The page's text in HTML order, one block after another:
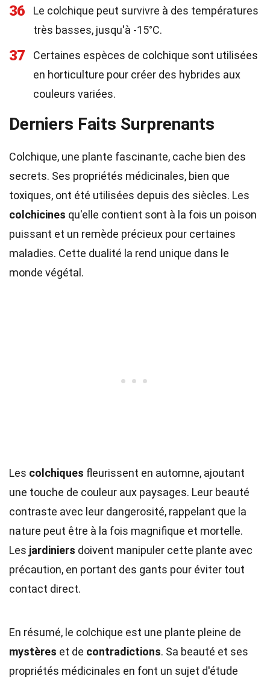
36
Le colchique peut survivre à des températures
très basses, jusqu'à -15°C.
37
Certaines espèces de colchique sont utilisées
en horticulture pour créer des hybrides aux
couleurs variées.
Derniers Faits Surprenants
Colchique, une plante fascinante, cache bien des
secrets. Ses propriétés médicinales, bien que
toxiques, ont été utilisées depuis des siècles. Les
colchicines qu'elle contient sont à la fois un poison
puissant et un remède précieux pour certaines
maladies. Cette dualité la rend unique dans le
monde végétal.
Les colchiques fleurissent en automne, ajoutant
une touche de couleur aux paysages. Leur beauté
contraste avec leur dangerosité, rappelant que la
nature peut être à la fois magnifique et mortelle.
Les jardiniers doivent manipuler cette plante avec
précaution, en portant des gants pour éviter tout
contact direct.
En résumé, le colchique est une plante pleine de
mystères et de contradictions. Sa beauté et ses
propriétés médicinales en font un sujet d'étude